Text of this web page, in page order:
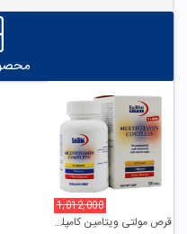
قرص مولتی ویتامین کامپلت یوروویتال
1,012,000